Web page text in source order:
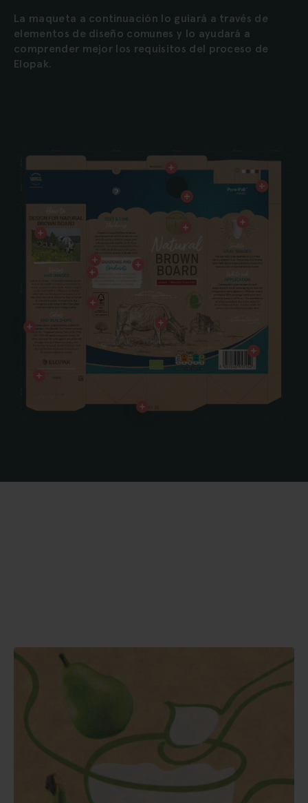
La maqueta a continuación lo guiará a través de
elementos de diseño comunes y lo ayudará a
comprender mejor los requisitos del proceso de
Elopak.